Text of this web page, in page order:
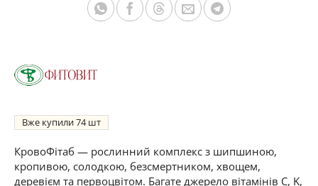
Вже купили74
КровоФітаб — рослинний комплекс з шипшиною,
кропивою, солодкою, безсмертником, хвощем,
деревієм та первоцвітом. Багате джерело вітамінів C, K,